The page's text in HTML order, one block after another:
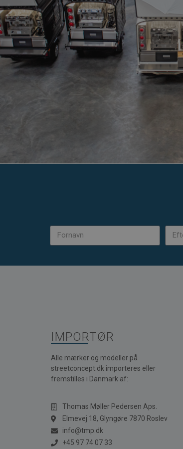
IMPORTØR
Alle mærker og modeller på
streetconcept.dk importeres eller
fremstilles i Danmark af:
Thomas Møller Pedersen Aps.
Elmevej 18, Glyngøre 7870 Roslev
info@tmp.dk
+45 97 74 07 33